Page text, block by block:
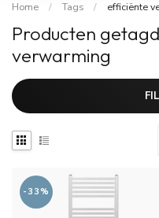
Home / Tags / efficiënte
Producten
verwarming
-33%